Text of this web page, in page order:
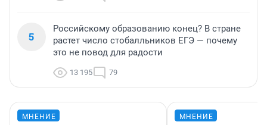
5
Российскому образованию конец? В стране
растет число стобалльников ЕГЭ — почему
это не повод для радости
13 195 79
МНЕНИЕ МНЕНИЕ